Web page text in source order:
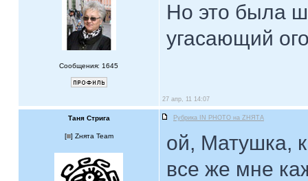
Сообщения: 1645
Но это была
угасающий
27 апр, 11 14:07
Таня Стрига Рубрика IN PHOTO на ZНЯТА
[ ] Zнята Team
ой, Матушка,
все же мне